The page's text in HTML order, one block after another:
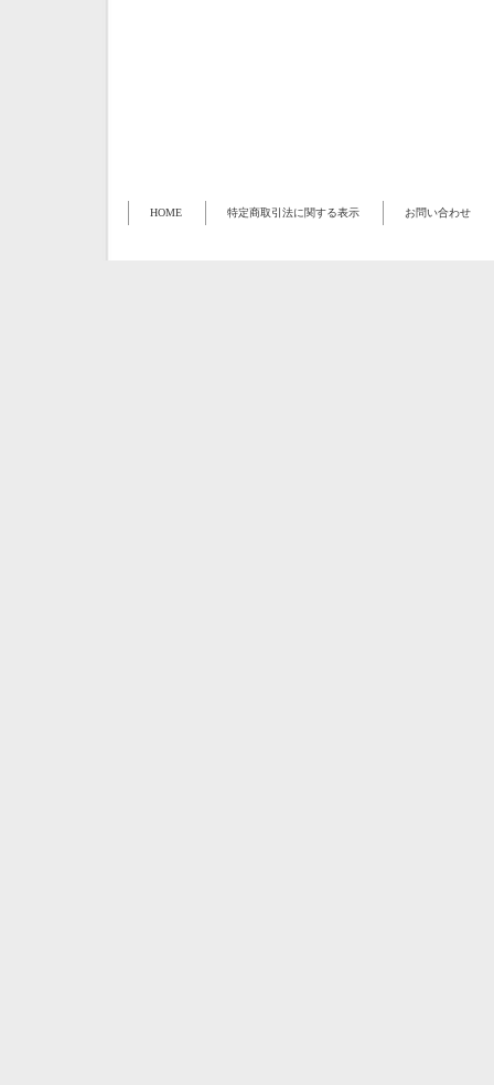
HOME 特定商取引法に関する表示 お問い合わせ